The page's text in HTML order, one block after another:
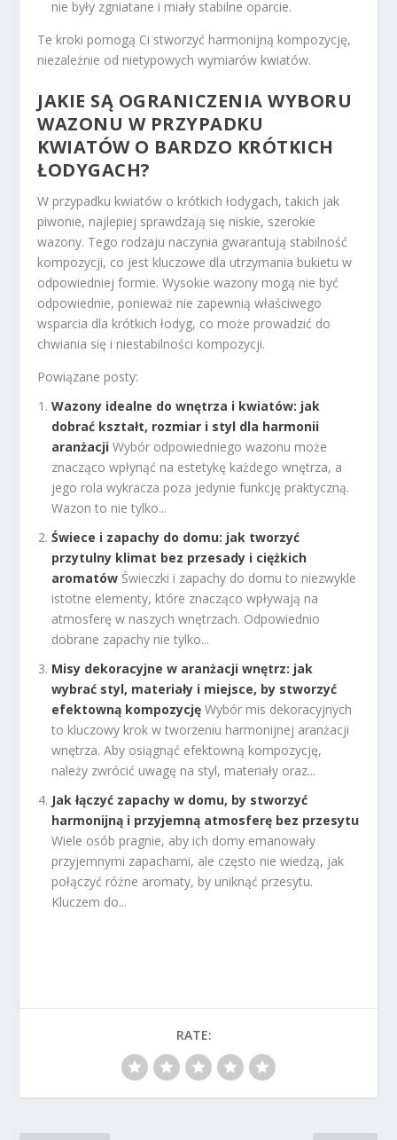
nie były zgniatane i miały stabilne oparcie.
Te kroki pomogą Ci stworzyć harmonijną kompozycję,
niezależnie od nietypowych wymiarów kwiatów.
JAKIE SĄ OGRANICZENIA WYBORU
WAZONU W PRZYPADKU
KWIATÓW O BARDZO KRÓTKICH
ŁODYGACH?
W przypadku kwiatów o krótkich łodygach, takich jak
piwonie, najlepiej sprawdzają się niskie, szerokie
wazony. Tego rodzaju naczynia gwarantują stabilność
kompozycji, co jest kluczowe dla utrzymania bukietu w
odpowiedniej formie. Wysokie wazony mogą nie być
odpowiednie, ponieważ nie zapewnią właściwego
wsparcia dla krótkich łodyg, co może prowadzić do
chwiania się i niestabilności kompozycji.
Powiązane posty:
Wazony idealne do wnętrza i kwiatów: jak
dobrać kształt, rozmiar i styl dla harmonii
aranżacji Wybór odpowiedniego wazonu może
znacząco wpłynąć na estetykę każdego wnętrza, a
jego rola wykracza poza jedynie funkcję praktyczną.
Wazon to nie tylko...
Świece i zapachy do domu: jak tworzyć
przytulny klimat bez przesady i ciężkich
aromatów Świeczki i zapachy do domu to niezwykle
istotne elementy, które znacząco wpływają na
atmosferę w naszych wnętrzach. Odpowiednio
dobrane zapachy nie tylko...
Misy dekoracyjne w aranżacji wnętrz: jak
wybrać styl, materiały i miejsce, by stworzyć
efektowną kompozycję Wybór mis dekoracyjnych
to kluczowy krok w tworzeniu harmonijnej aranżacji
wnętrza. Aby osiągnąć efektowną kompozycję,
należy zwrócić uwagę na styl, materiały oraz...
Jak łączyć zapachy w domu, by stworzyć
harmonijną i przyjemną atmosferę bez przesytu
Wiele osób pragnie, aby ich domy emanowały
przyjemnymi zapachami, ale często nie wiedzą, jak
połączyć różne aromaty, by uniknąć przesytu.
Kluczem do...
RATE: